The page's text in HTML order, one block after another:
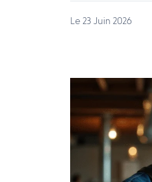
Le 23 Juin 2026